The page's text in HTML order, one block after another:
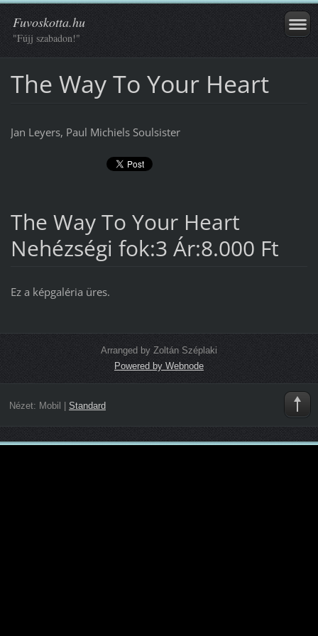
Fuvoskotta.hu
"Fújj szabadon!"
The Way To Your Heart
Jan Leyers, Paul Michiels Soulsister
The Way To Your Heart
Nehézségi fok:3 Ár:8.000 Ft
Ez a képgaléria üres.
Arranged by Zoltán Széplaki
Powered by Webnode
Nézet: Mobil | Standard